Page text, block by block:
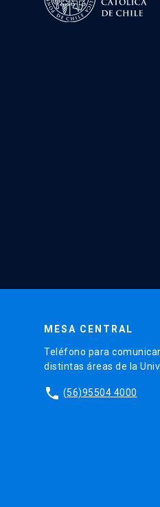
MESA CENTRAL
Teléfono para
distintas áreas de la
phone (56)95504 4000